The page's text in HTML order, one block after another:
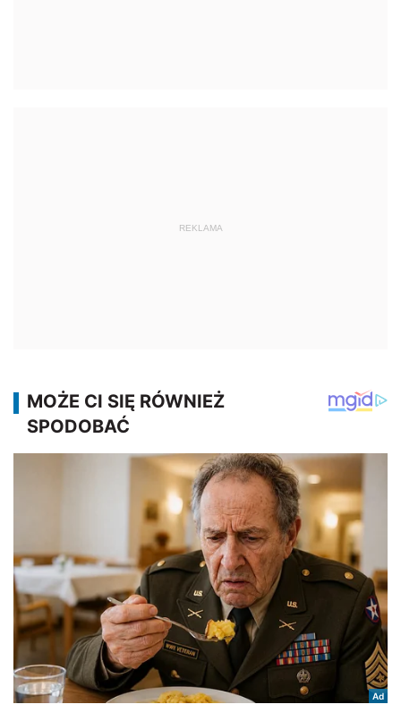
REKLAMA